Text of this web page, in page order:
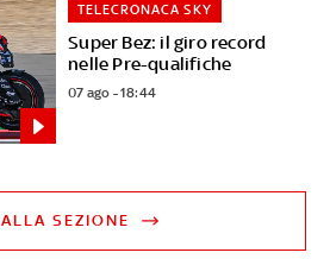
Super Bez: il giro record
nelle Pre-qualifiche
TELECRONACA SKY
07 ago - 18:44
SEZIONE